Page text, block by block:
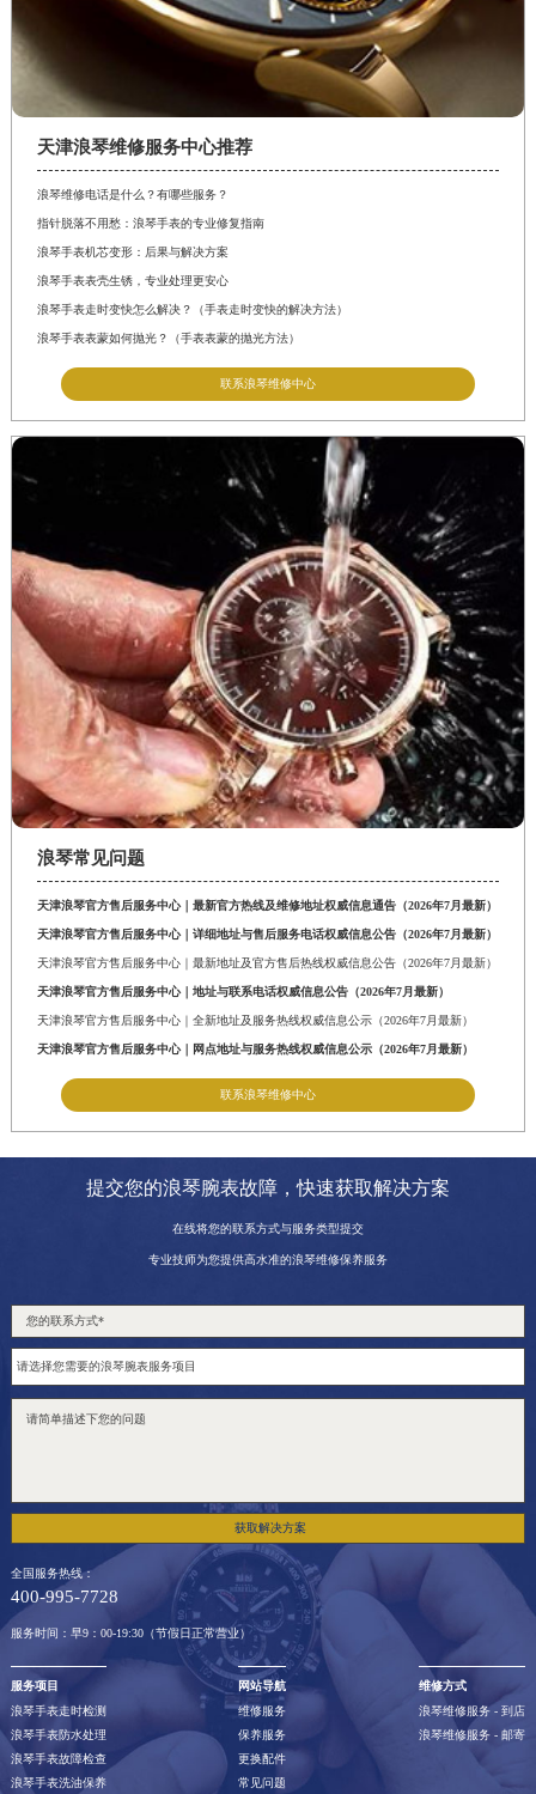
天津浪琴维修服务中心推荐
浪琴维修电话是什么？有哪些服务？
指针脱落不用愁：浪琴手表的专业修复指南
浪琴手表机芯变形：后果与解决方案
浪琴手表表壳生锈，专业处理更安心
浪琴手表走时变快怎么解决？（手表走时变快的解决方法）
浪琴手表表蒙如何抛光？（手表表蒙的抛光方法）
联系浪琴维修中心
浪琴常见问题
天津浪琴官方售后服务中心｜最新官方热线及维修地址权威信息通告（2026年7月最新）
天津浪琴官方售后服务中心｜详细地址与售后服务电话权威信息公告（2026年7月最新）
天津浪琴官方售后服务中心｜最新地址及官方售后热线权威信息公告（2026年7月最新）
天津浪琴官方售后服务中心｜地址与联系电话权威信息公告（2026年7月最新）
天津浪琴官方售后服务中心｜全新地址及服务热线权威信息公示（2026年7月最新）
天津浪琴官方售后服务中心｜网点地址与服务热线权威信息公示（2026年7月最新）
联系浪琴维修中心
提交您的浪琴腕表故障，快速获取解决方案
在线将您的联系方式与服务类型提交
专业技师为您提供高水准的浪琴维修保养服务
获取解决方案
全国服务热线：
400-995-7728
服务时间：早9：00-19:30（节假日正常营业）
服务项目
浪琴手表走时检测
浪琴手表防水处理
浪琴手表故障检查
浪琴手表洗油保养
网站导航
维修服务
保养服务
更换配件
常见问题
维修方式
浪琴维修服务 - 到店
浪琴维修服务 - 邮寄